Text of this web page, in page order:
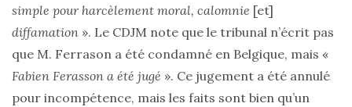
simple pour harcèlement moral, calomnie [et]
diffamation ». Le CDJM note que le tribunal n’écrit pas
que M. Ferrason a été condamné en Belgique, mais «
Fabien Ferasson a été jugé ». Ce jugement a été annulé
pour incompétence, mais les faits sont bien qu’un